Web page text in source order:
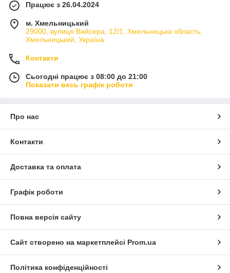
Працює з 26.04.2024
м. Хмельницький
29000, вулиця Вайсера, 12/1, Хмельницька область,
Хмельницький, Україна
Контакти
Сьогодні працює з 08:00 до 21:00
Показати весь графік роботи
Про нас
Контакти
Доставка та оплата
Графік роботи
Повна версія сайту
Сайт створено на маркетплейсі Prom.ua
Політика конфіденційності